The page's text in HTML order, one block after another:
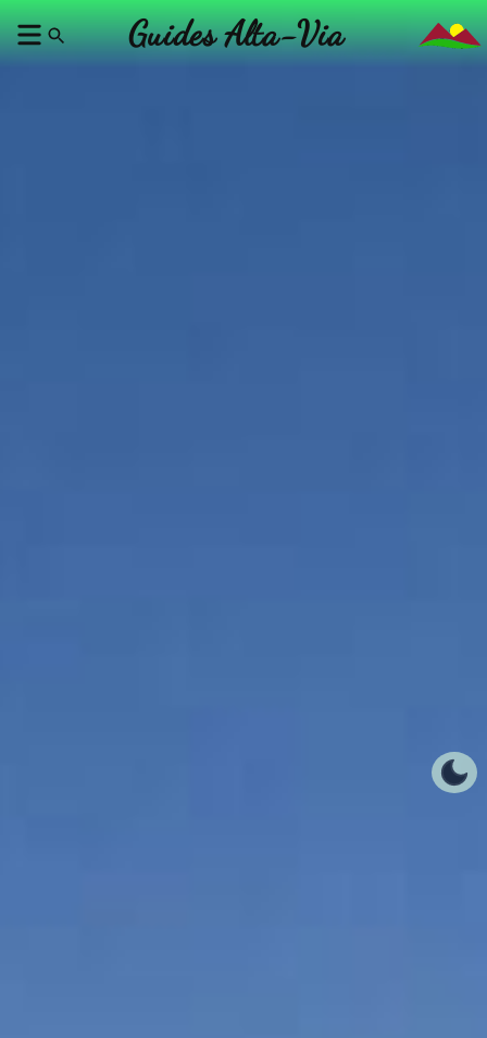
Guides Alta-Via